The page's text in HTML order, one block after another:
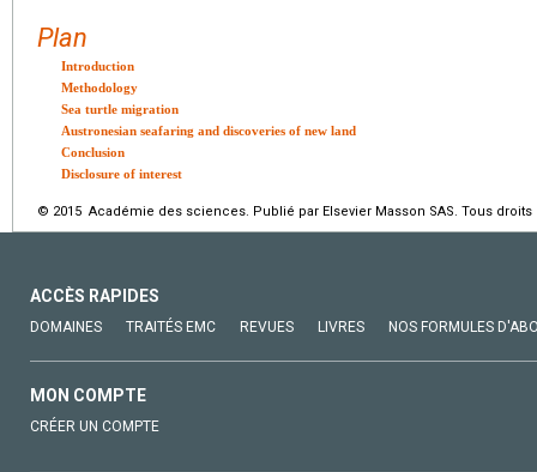
Plan
Introduction
Methodology
Sea turtle migration
Austronesian seafaring and discoveries of new land
Conclusion
Disclosure of interest
© 2015 Académie des sciences. Publié par Elsevier Masson SAS. Tous droits
ACCÈS RAPIDES
DOMAINES TRAITÉS EMC REVUES LIVRES NOS FORMULES
MON COMPTE
CRÉER UN COMPTE